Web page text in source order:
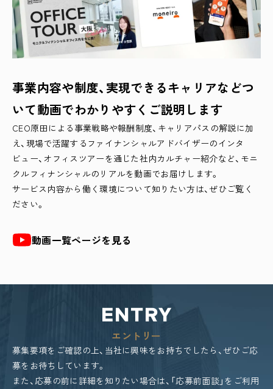
事業内容や制度、実現できるキャリアなどつ
いて動画でわかりやすくご説明します
CEO原田による事業戦略や報酬制度、キャリアパスの解説に加
え、現場で活躍するファイナンシャルアドバイザーのインタ
ビュー、オフィスツアーを通じた社内カルチャー紹介など、モニ
クルフィナンシャルのリアルを動画でお届けします。
サービス内容から働く環境について知りたい方は、ぜひご覧く
ださい。
動画一覧ページを見る
ENTRY
エントリー
募集要項をご確認の上、当社に興味をお持ちでしたら、ぜひご応
募をお待ちしています。
また、応募の前に詳細を知りたい場合は、「応募前面談」をご利用